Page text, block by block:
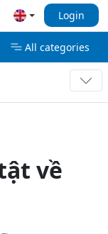
Login
All categories
về